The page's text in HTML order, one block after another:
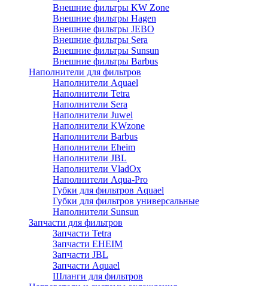
Внешние фильтры KW Zone
Внешние фильтры Hagen
Внешние фильтры JEBO
Внешние фильтры Sera
Внешние фильтры Sunsun
Внешние фильтры Barbus
Наполнители для фильтров
Наполнители Aquael
Наполнители Tetra
Наполнители Sera
Наполнители Juwel
Наполнители KWzone
Наполнители Barbus
Наполнители Eheim
Наполнители JBL
Наполнители VladOx
Наполнители Aqua-Pro
Губки для фильтров Aquael
Губки для фильтров универсальные
Наполнители Sunsun
Запчасти для фильтров
Запчасти Tetra
Запчасти EHEIM
Запчасти JBL
Запчасти Aquael
Шланги для фильтров